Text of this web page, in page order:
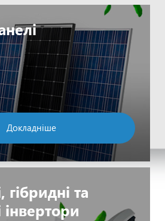
Докладніше
та